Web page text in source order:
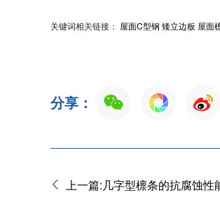
关键词相关链接： 屋面C型钢 矮立边板 屋面
分享：
上一篇:几字型檩条的抗腐蚀性